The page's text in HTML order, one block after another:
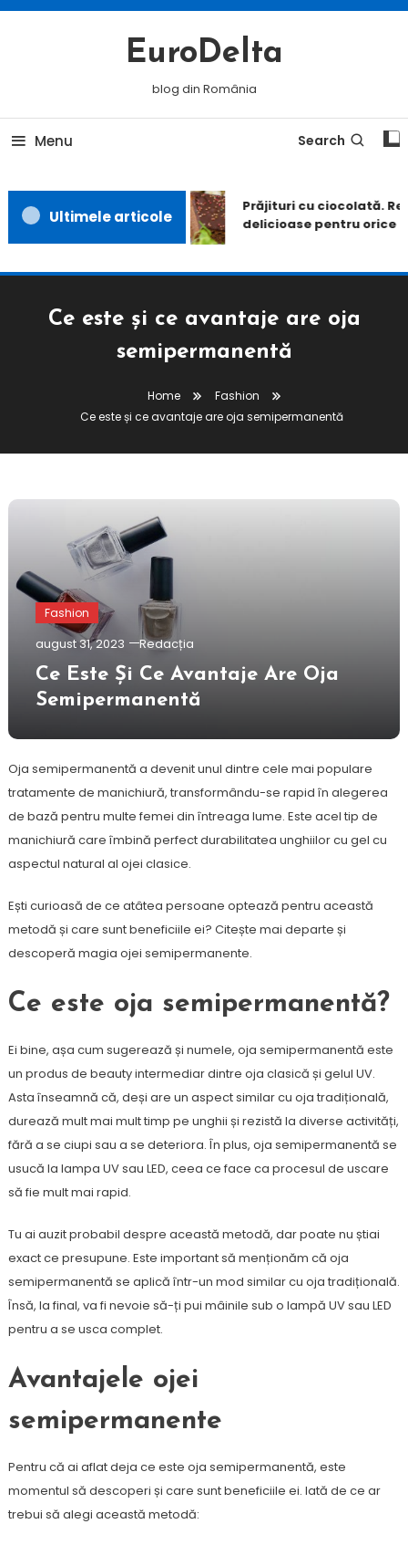
Skip
EuroDelta
blog din România
Menu Search
Ultimele articole
Prăjituri cu ciocolată.
delicioase pentru orice
Ce este și ce avantaje are oja
semipermanentă
Home
Fashion
Ce este și ce avantaje are oja semipermanentă
Fashion
august 31, 2023 Redacția
Ce Este Și Ce Avantaje Are Oja
Semipermanentă
Oja semipermanentă a devenit unul dintre cele mai populare
tratamente de manichiură, transformându-se rapid în alegerea
de bază pentru multe femei din întreaga lume. Este acel tip de
manichiură care îmbină perfect durabilitatea unghiilor cu gel cu
aspectul natural al ojei clasice.
Ești curioasă de ce atâtea persoane optează pentru această
metodă și care sunt beneficiile ei? Citește mai departe și
descoperă magia ojei semipermanente.
Ce este oja semipermanentă?
Ei bine, așa cum sugerează și numele, oja semipermanentă este
un produs de beauty intermediar dintre oja clasică și gelul UV.
Asta înseamnă că, deși are un aspect similar cu oja tradițională,
durează mult mai mult timp pe unghii și rezistă la diverse activități,
fără a se ciupi sau a se deteriora. În plus, oja semipermanentă se
usucă la lampa UV sau LED, ceea ce face ca procesul de uscare
să fie mult mai rapid.
Tu ai auzit probabil despre această metodă, dar poate nu știai
exact ce presupune. Este important să menționăm că oja
semipermanentă se aplică într-un mod similar cu oja tradițională.
Însă, la final, va fi nevoie să-ți pui mâinile sub o lampă UV sau LED
pentru a se usca complet.
Avantajele ojei
semipermanente
Pentru că ai aflat deja ce este oja semipermanentă, este
momentul să descoperi și care sunt beneficiile ei. Iată de ce ar
trebui să alegi această metodă: